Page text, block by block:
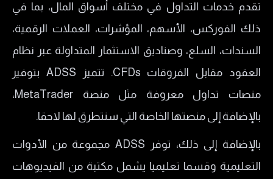
منصات التداول لدى شركة إي دي إس سيكيوريتيز
أنواع حسابات شركة ADS Securities
الحساب الكلاسيكي
الحساب النخبة
حساب المحترفين
فتح حساب ADSS
طرق السحب والإيداع لدى شركة إي دي إس إس
تقدم خدمات التداول في مختلف أسواق المال، بما في
ذلك الفوركس، الأسهم، المؤشرات، العملات الرقمية،
السندات، السلع، وصناديق الاستثمار المتداولة عبر نظام
العقود مقابل الفروقات CFDs. تتميز ADSS بتوفير
منصات تداول معروفة مثل منصة MetaTrader،
بالإضافة إلى منصتها الخاصة التي سنتطرق لها لاحقا.
بالإضافة إلى ذلك، توفر ADSS مجموعة من الأدوات
التعليمية وقسما تعليميا يشمل مكتبة من الفيديوهات